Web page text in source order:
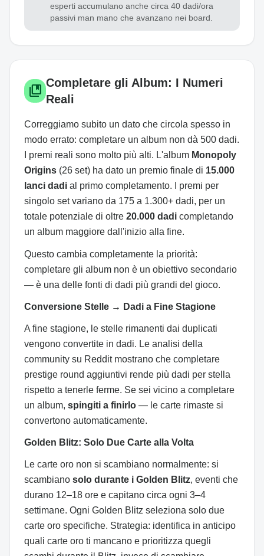
esperti accumulano anche circa 40 dadi/ora
passivi man mano che avanzano nei board.
collections_bookmark Completare gli Album: I Numeri
Reali
Correggiamo subito un dato che circola spesso in
modo errato: completare un album non dà 500 dadi.
I premi reali sono molto più alti. L'album Monopoly
Origins (26 set) ha dato un premio finale di 15.000
lanci dadi al primo completamento. I premi per
singolo set variano da 175 a 1.300+ dadi, per un
totale potenziale di oltre 20.000 dadi completando
un album maggiore dall'inizio alla fine.
Questo cambia completamente la priorità:
completare gli album non è un obiettivo secondario
— è una delle fonti di dadi più grandi del gioco.
Conversione Stelle → Dadi a Fine Stagione
A fine stagione, le stelle rimanenti dai duplicati
vengono convertite in dadi. Le analisi della
community su Reddit mostrano che completare
prestige round aggiuntivi rende più dadi per stella
rispetto a tenerle ferme. Se sei vicino a completare
un album, spingiti a finirlo — le carte rimaste si
convertono automaticamente.
Golden Blitz: Solo Due Carte alla Volta
Le carte oro non si scambiano normalmente: si
scambiano solo durante i Golden Blitz, eventi che
durano 12–18 ore e capitano circa ogni 3–4
settimane. Ogni Golden Blitz seleziona solo due
carte oro specifiche. Strategia: identifica in anticipo
quali carte oro ti mancano e prioritizza quegli